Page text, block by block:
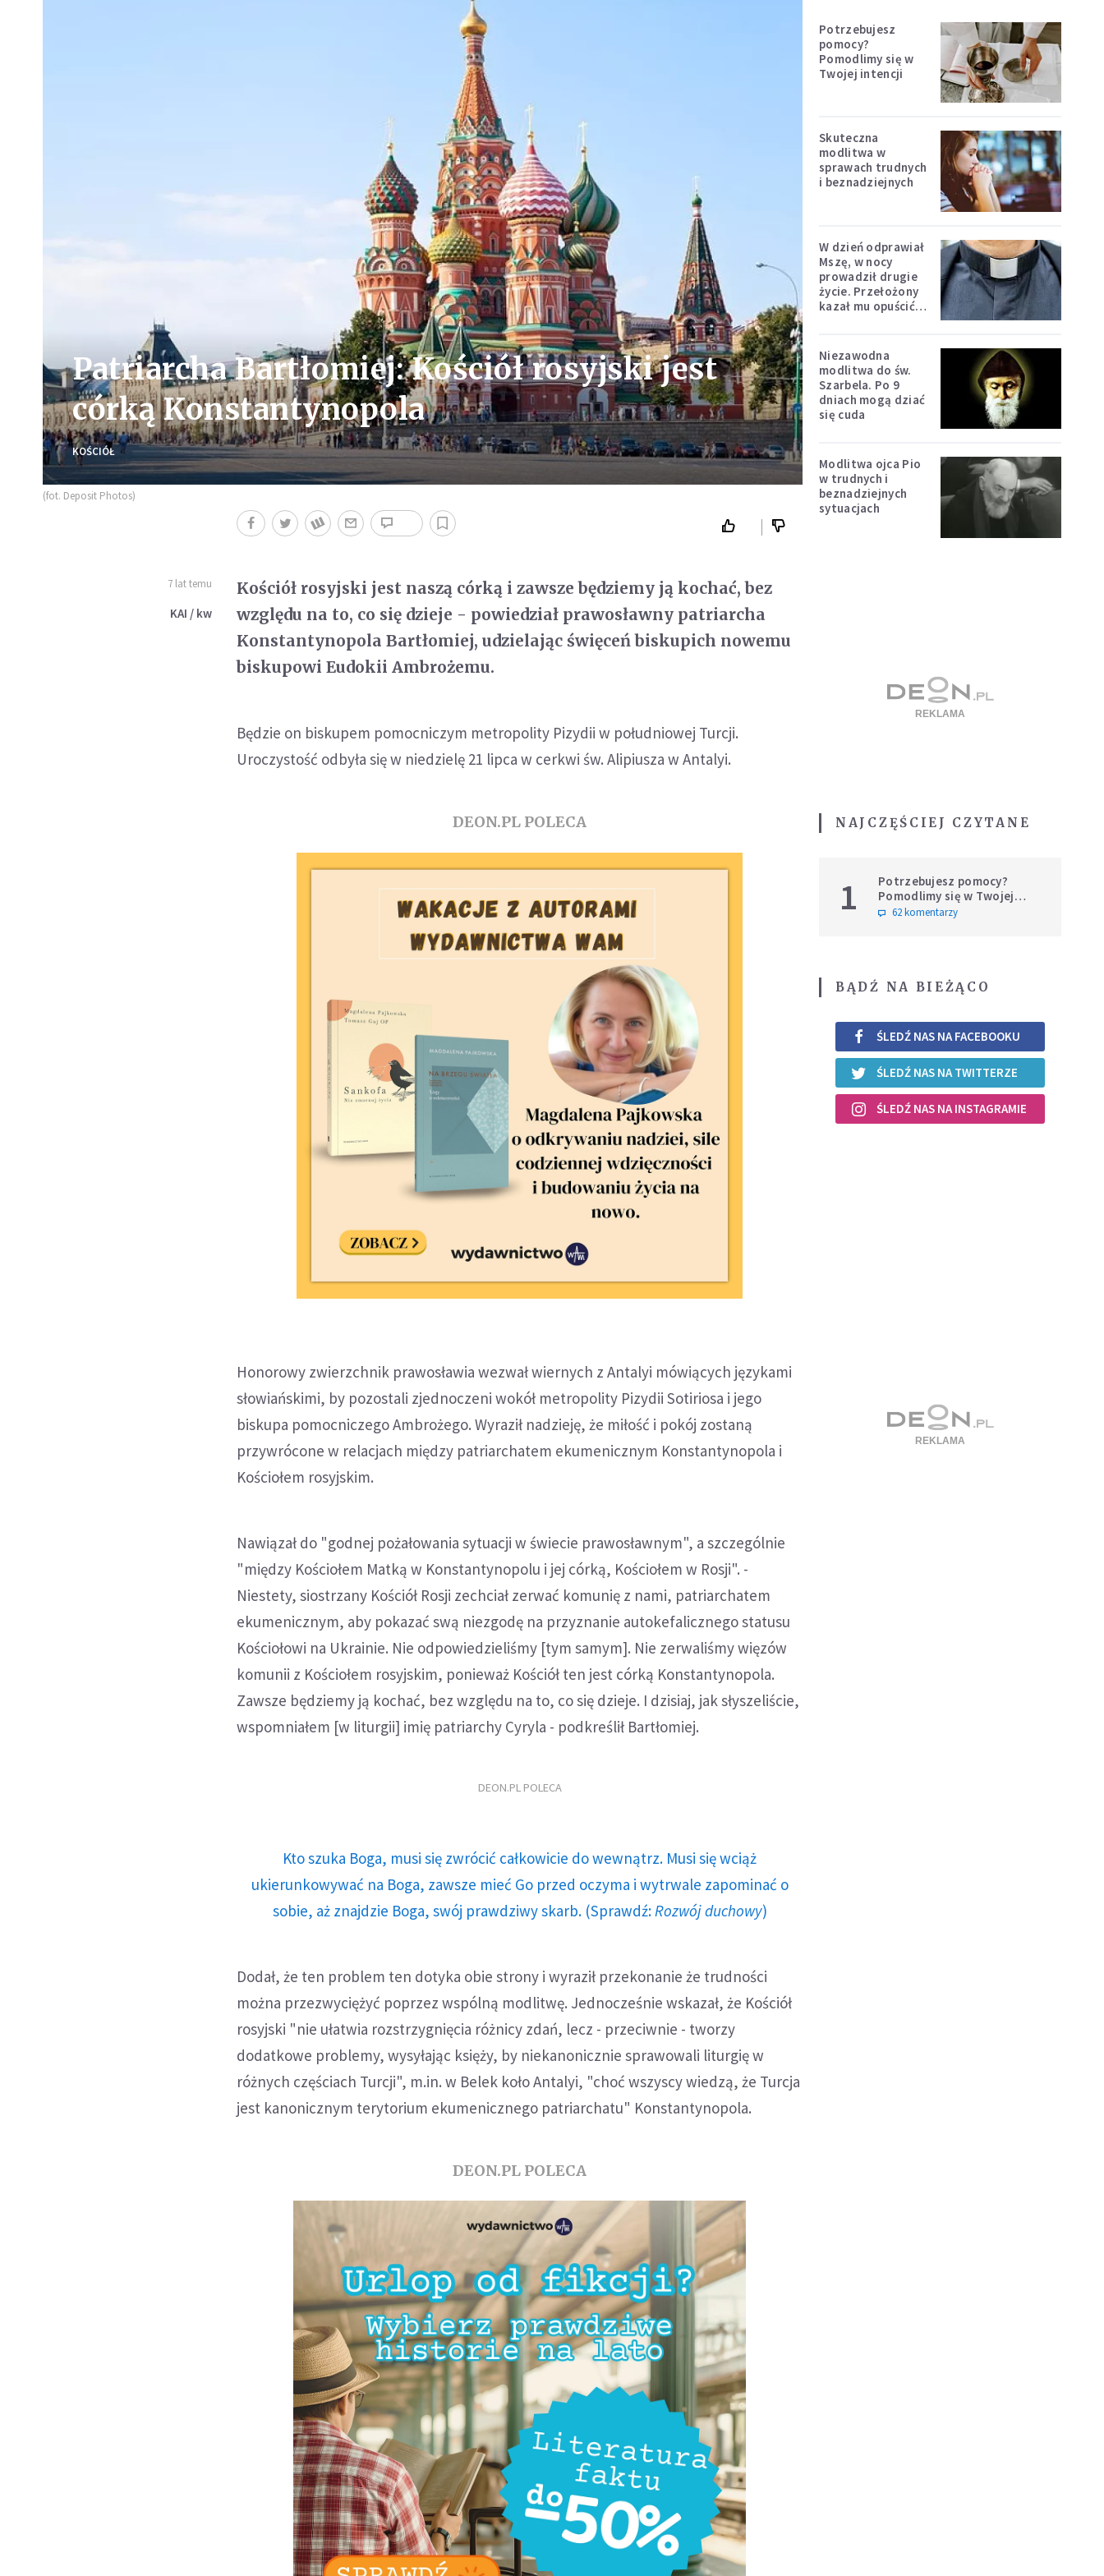
Patriarcha Bartłomiej: Kościół rosyjski jest
córką Konstantynopola
KOŚCIÓŁ
(fot. Deposit Photos)
7 lat temu
KAI / kw
Kościół rosyjski jest naszą córką i zawsze będziemy ją kochać, bez
względu na to, co się dzieje - powiedział prawosławny patriarcha
Konstantynopola Bartłomiej, udzielając święceń biskupich nowemu
biskupowi Eudokii Ambrożemu.
Będzie on biskupem pomocniczym metropolity Pizydii w południowej Turcji.
Uroczystość odbyła się w niedzielę 21 lipca w cerkwi św. Alipiusza w Antalyi.
DEON.PL POLECA
Honorowy zwierzchnik prawosławia wezwał wiernych z Antalyi mówiących językami
słowiańskimi, by pozostali zjednoczeni wokół metropolity Pizydii Sotiriosa i jego
biskupa pomocniczego Ambrożego. Wyraził nadzieję, że miłość i pokój zostaną
przywrócone w relacjach między patriarchatem ekumenicznym Konstantynopola i
Kościołem rosyjskim.
Nawiązał do "godnej pożałowania sytuacji w świecie prawosławnym", a szczególnie
"między Kościołem Matką w Konstantynopolu i jej córką, Kościołem w Rosji". -
Niestety, siostrzany Kościół Rosji zechciał zerwać komunię z nami, patriarchatem
ekumenicznym, aby pokazać swą niezgodę na przyznanie autokefalicznego statusu
Kościołowi na Ukrainie. Nie odpowiedzieliśmy [tym samym]. Nie zerwaliśmy więzów
komunii z Kościołem rosyjskim, ponieważ Kościół ten jest córką Konstantynopola.
Zawsze będziemy ją kochać, bez względu na to, co się dzieje. I dzisiaj, jak słyszeliście,
wspomniałem [w liturgii] imię patriarchy Cyryla - podkreślił Bartłomiej.
DEON.PL POLECA
Kto szuka Boga, musi się zwrócić całkowicie do wewnątrz. Musi się wciąż
ukierunkowywać na Boga, zawsze mieć Go przed oczyma i wytrwale zapominać o
sobie, aż znajdzie Boga, swój prawdziwy skarb. (Sprawdź: Rozwój duchowy)
Dodał, że ten problem ten dotyka obie strony i wyraził przekonanie że trudności
można przezwyciężyć poprzez wspólną modlitwę. Jednocześnie wskazał, że Kościół
rosyjski "nie ułatwia rozstrzygnięcia różnicy zdań, lecz - przeciwnie - tworzy
dodatkowe problemy, wysyłając księży, by niekanonicznie sprawowali liturgię w
różnych częściach Turcji", m.in. w Belek koło Antalyi, "choć wszyscy wiedzą, że Turcja
jest kanonicznym terytorium ekumenicznego patriarchatu" Konstantynopola.
DEON.PL POLECA
Potrzebujesz
pomocy?
Pomodlimy się w
Twojej intencji
Skuteczna
modlitwa w
sprawach trudnych
i beznadziejnych
W dzień odprawiał
Mszę, w nocy
prowadził drugie
życie. Przełożony
kazał mu opuścić
Niezawodna
modlitwa do św.
Szarbela. Po 9
dniach mogą dziać
się cuda
Modlitwa ojca Pio
w trudnych i
beznadziejnych
sytuacjach
NAJCZĘŚCIEJ CZYTANE
1
Potrzebujesz pomocy?
Pomodlimy się w Twojej
intencji
62 komentarzy
BĄDŹ NA BIEŻĄCO
ŚLEDŹ NAS NA FACEBOOKU
ŚLEDŹ NAS NA TWITTERZE
ŚLEDŹ NAS NA INSTAGRAMIE